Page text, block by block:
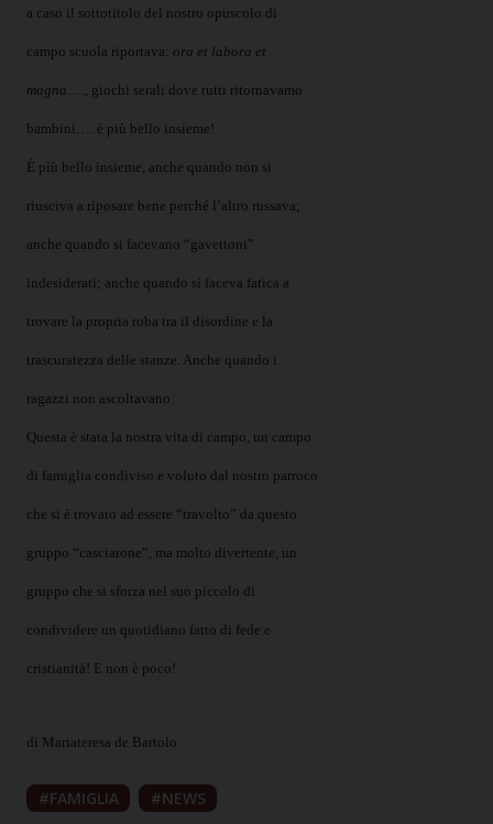
a caso il sottotitolo del nostro opuscolo di
campo scuola riportava: ora et labora et
magna …., giochi serali dove tutti ritornavamo
bambini…. è più bello insieme!
É più bello insieme, anche quando non si
riusciva a riposare bene perché l’altro russava;
anche quando si facevano “gavettoni”
indesiderati; anche quando si faceva fatica a
trovare la propria roba tra il disordine e la
trascuratezza delle stanze. Anche quando i
ragazzi non ascoltavano.
Questa è stata la nostra vita di campo, un campo
di famiglia condiviso e voluto dal nostro parroco
che si è trovato ad essere “travolto” da questo
gruppo “casciarone”, ma molto divertente, un
gruppo che si sforza nel suo piccolo di
condividere un quotidiano fatto di fede e
cristianità! E non è poco!
di Mariateresa de Bartolo
FAMIGLIA NEWS